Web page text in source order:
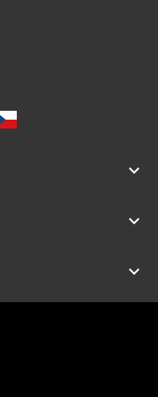


